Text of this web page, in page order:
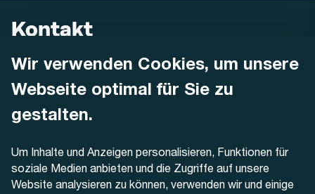
Wir verwenden Cookies, um unsere
Webseite optimal für Sie zu
gestalten.
Um Inhalte und Anzeigen personalisieren, Funktionen für
soziale Medien anbieten und die Zugriffe auf unsere
Website analysieren zu können, verwenden wir und einige
Kontakt
AREMO
Dornacherstrasse 48
4500 Solothurn
+41 32 622 37 22